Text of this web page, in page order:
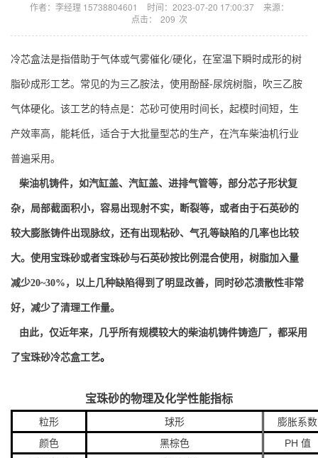
作者：李经理 15738804601 时间：2023-07-20 17:00:37
来源：
点击：
209 次
冷芯盒法是指借助于气体或气雾催化/硬化，在室温下瞬时成形的树
脂砂成形工艺。常见的为三乙胺法，使用酚醛-尿烷树脂，吹三乙胺
气体硬化。该工艺的特点是：芯砂可使用时间长，起模时间短，生
产效率高，能耗低，适合于大批量型芯的生产，在汽车柴油机行业
普遍采用。
柴油机铸件，如汽缸盖、汽缸盖、进排气管等，部分芯子形状复
杂，局部截面积小，容易出现射不实，断裂等，或者由于石英砂的
较大膨胀铸件出现脉纹，还有出现粘砂、气孔等缺陷的几率也比较
大。使用宝珠砂或者宝珠砂与石英砂按比例混合使用，树脂加入量
减少20~30% ，以上几种缺陷得到了明显改善，同时砂芯溃散性非常
好，减少了清理工作量。
由此，仅近年来，几乎所有规模较大的柴油机铸件铸造厂，都采用
了宝珠砂冷芯盒工艺。
宝珠砂的物理及化学性能指标
粒形 球形
膨胀系数
颜色
黑棕色 PH 值